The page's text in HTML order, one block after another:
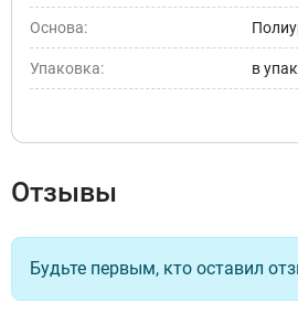
Основа:
Упаковка: в
Отзывы
Будьте первым, кто оставил